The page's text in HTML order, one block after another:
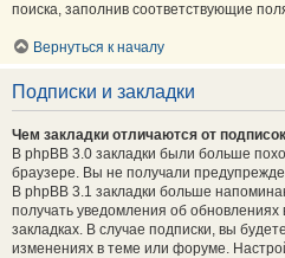
поиска, заполнив соответствующие
Вернуться к началу
Подписки и закладки
Чем закладки отличаются от
В phpBB 3.0 закладки были больше
браузере. Вы не получали
В phpBB 3.1 закладки больше
получать уведомления об
закладках. В случае подписки, вы
изменениях в теме или форуме.